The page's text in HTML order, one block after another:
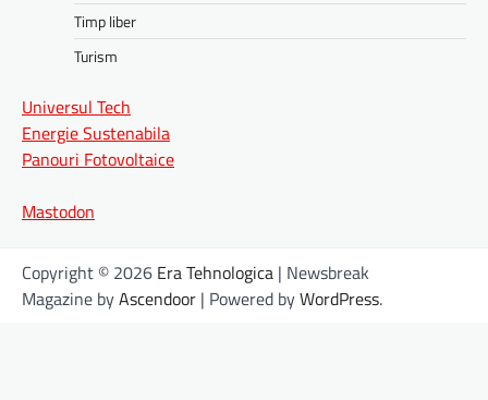
Timp liber
Turism
Universul Tech
Energie Sustenabila
Panouri Fotovoltaice
Mastodon
Copyright © 2026 Era Tehnologica | Newsbreak
Magazine byAscendoor | Powered byWordPress.